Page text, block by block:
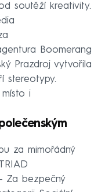
soutěží kreativity.
Boomerang
Prazdroj vytvořila
stereotypy.
i
za mimořádný
Za bezpečný